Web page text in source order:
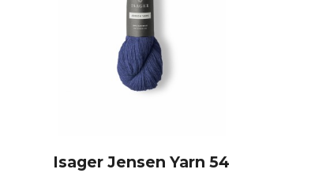
Isager Jensen Yarn 54